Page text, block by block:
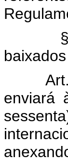
§ 3º
Art. 2º
enviará